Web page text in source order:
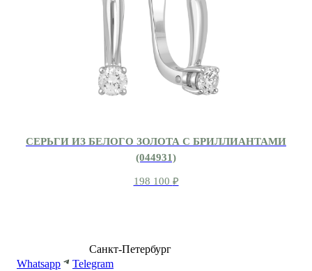
СЕРЬГИ ИЗ БЕЛОГО ЗОЛОТА С БРИЛЛИАНТАМИ
(044931)
198 100 ₽
Санкт-Петербург
Whatsapp
Telegram